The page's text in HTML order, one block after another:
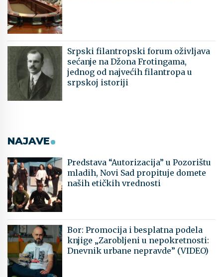
Srpski filantropski forum oživljava
sećanje na Džona Frotingama,
jednog od najvećih filantropa u
srpskoj istoriji
NAJAVE
Predstava “Autorizacija” u Pozorištu
mladih, Novi Sad propituje domete
naših etičkih vrednosti
Bor: Promocija i besplatna podela
knjige „Zarobljeni u nepokretnosti:
Dnevnik urbane nepravde” (VIDEO)